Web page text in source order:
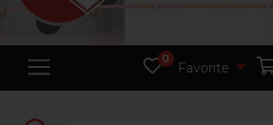
0
Favorite